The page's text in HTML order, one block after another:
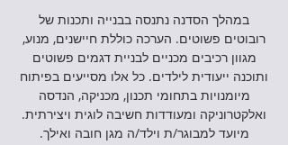
במהלך הסדנה נתנסה בבנייה ותכנות של
רובוטים פשוטים. הערכה כוללת חיישנים, מנוע,
מגוון רכיבים מכניים לבניית דגמים פשוטים
ותוכנה ייעודית לילדים. כל אלו מסייעים בפיתוח
מיומנויות בתחומי תכנון, מכניקה, הנדסה
ואלקטרוניקה ומעודדות חשיבה לוגית ויצירתית.
מיועד למבוגר/ת וילד/ה מגן חובה ואילך.